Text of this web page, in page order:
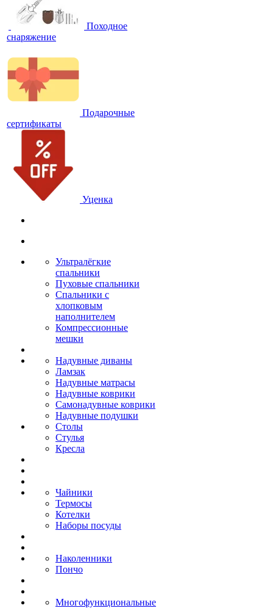
Походное
снаряжение
Подарочные
сертификаты
Уценка
Ультралёгкие
спальники
Пуховые спальники
Спальники с
хлопковым
наполнителем
Компрессионные
мешки
Надувные диваны
Ламзак
Надувные матрасы
Надувные коврики
Самонадувные коврики
Надувные подушки
Столы
Стулья
Кресла
Чайники
Термосы
Котелки
Наборы посуды
Наколенники
Пончо
Многофункциональные